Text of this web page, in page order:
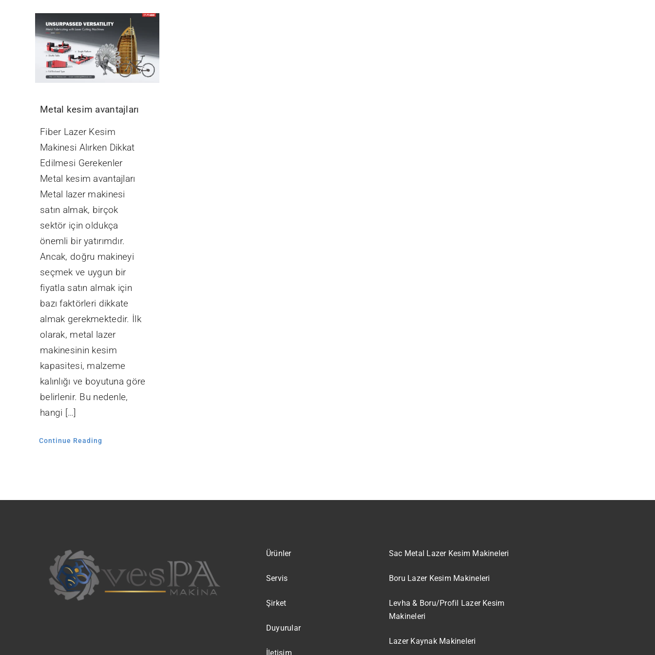
Metal kesim avantajları
Fiber Lazer Kesim
Makinesi Alırken Dikkat
Edilmesi Gerekenler
Metal kesim avantajları
Metal lazer makinesi
satın almak, birçok
sektör için oldukça
önemli bir yatırımdır.
Ancak, doğru makineyi
seçmek ve uygun bir
fiyatla satın almak için
bazı faktörleri dikkate
almak gerekmektedir. İlk
olarak, metal lazer
makinesinin kesim
kapasitesi, malzeme
kalınlığı ve boyutuna göre
belirlenir. Bu nedenle,
hangi […]
Continue Reading
Ürünler
Servis
Şirket
Duyurular
İletişim
Sac Metal Lazer Kesim Makineleri
Boru Lazer Kesim Makineleri
Levha & Boru/Profil Lazer Kesim
Makineleri
Lazer Kaynak Makineleri